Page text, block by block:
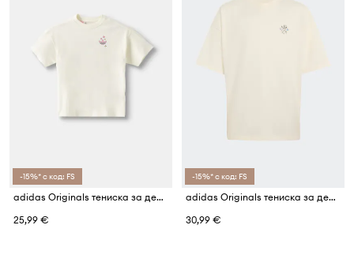
-15%* с код: FS
adidas Originals тениска за деца от памук
25,99 €
-15%* с код: FS
adidas Originals тениска за деца от памук
30,99 €